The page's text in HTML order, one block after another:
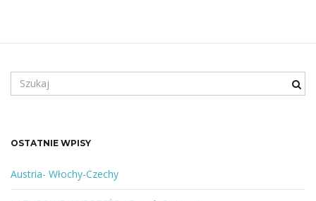
z
a
e
s
OSTATNIE WPISY
Austria- Włochy-Czechy